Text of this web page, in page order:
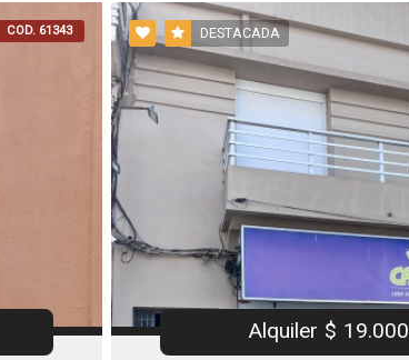
COD. 61343 DESTACADA
Alquiler $ 19.000